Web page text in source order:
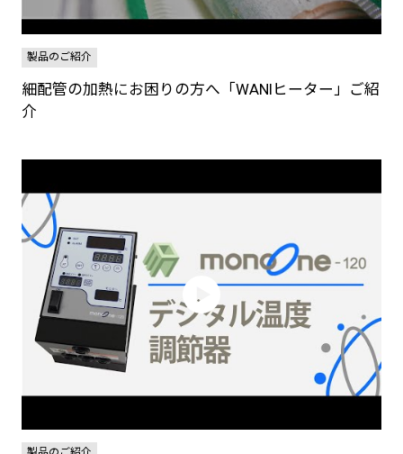
製品のご紹介
細配管の加熱にお困りの方へ「WANIヒーター」ご紹
介